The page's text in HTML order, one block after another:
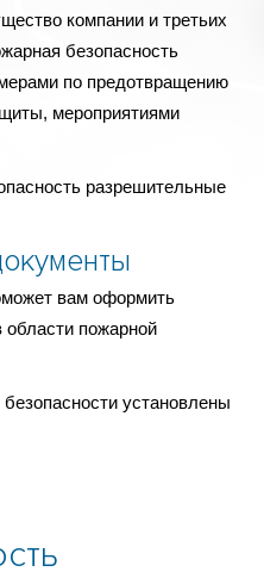
компании и третьих
безопасность
по предотвращению
мероприятиями
разрешительные
вам оформить
пожарной
установлены